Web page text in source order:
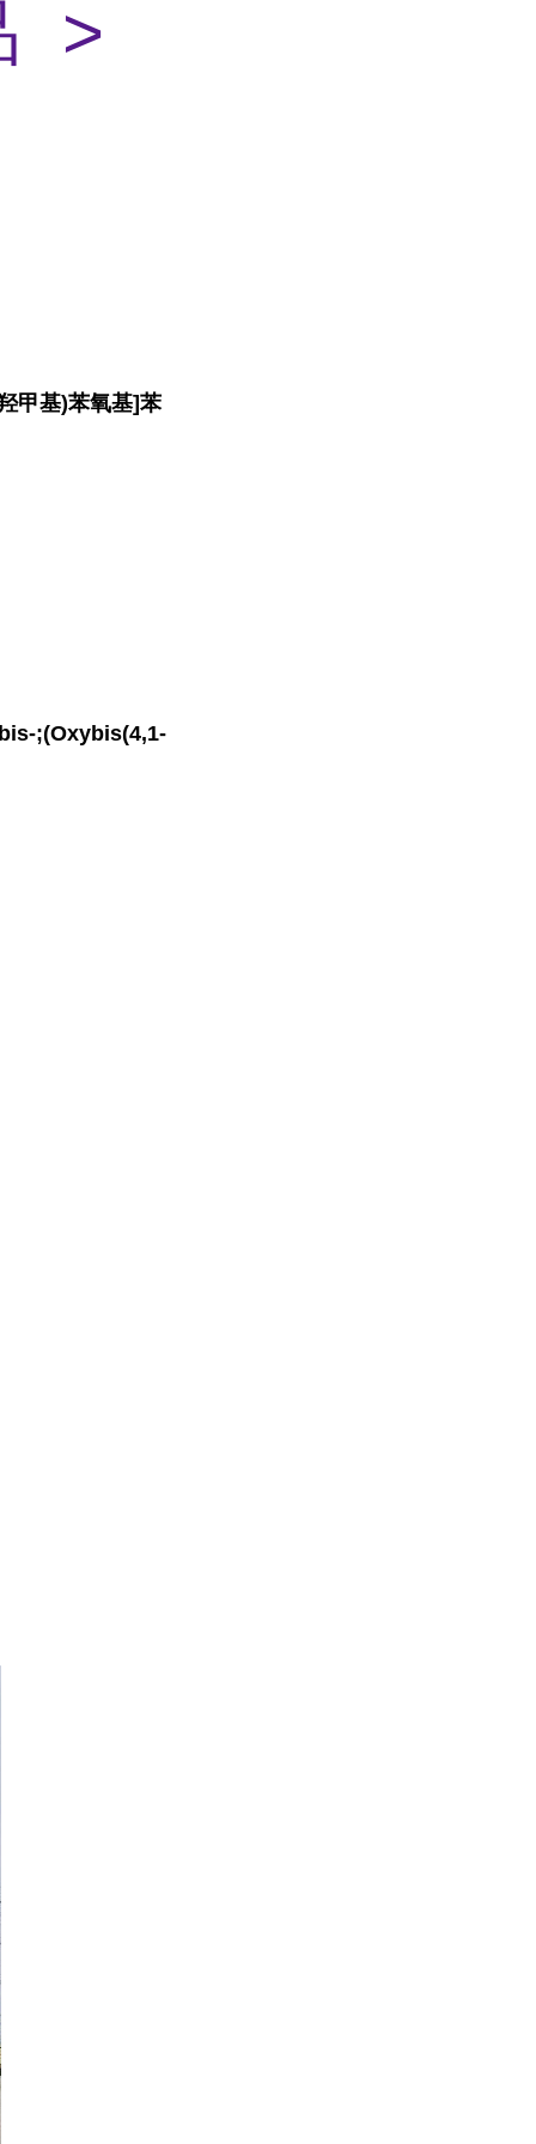
>
甲基)苯氧基]苯
;(Oxybis(4,1-